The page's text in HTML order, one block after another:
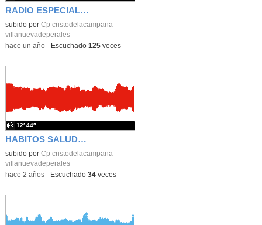
RADIO ESPECIAL DE NAVIDAD 2024
subido por Cp cristodelacampana
villanuevadeperales
-hace un año- Escuchado 125veces
HABITOS SALUDABLES
subido por Cp cristodelacampana
villanuevadeperales
12′ 44″
-hace 2 años- Escuchado 34veces